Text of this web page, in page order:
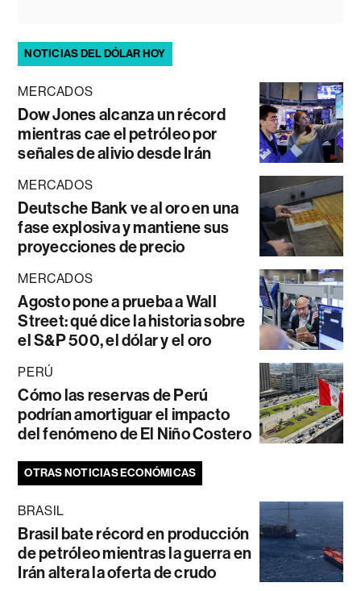
NOTICIAS DEL DÓLAR HOY
MERCADOS
Dow Jones alcanza un récord
mientras cae el petróleo por
señales de alivio desde Irán
MERCADOS
Deutsche Bank ve al oro en una
fase explosiva y mantiene sus
proyecciones de precio
MERCADOS
Agosto pone a prueba a Wall
Street: qué dice la historia sobre
el S&P 500, el dólar y el oro
PERÚ
Cómo las reservas de Perú
podrían amortiguar el impacto
del fenómeno de El Niño Costero
OTRAS NOTICIAS ECONÓMICAS
BRASIL
Brasil bate récord en producción
de petróleo mientras la guerra en
Irán altera la oferta de crudo